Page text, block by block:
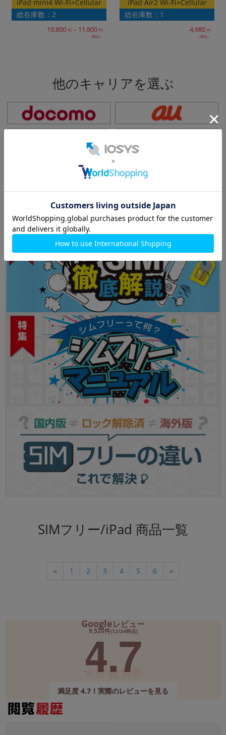
iPad mini4 Wi-Fi+Cellular
総在庫数：2
10,800 円 ～ 11,800 円
（税込）
iPad Air2 Wi-Fi+Cellular
総在庫数：1
4,980 円
（税込）
他のキャリアを選ぶ
SIMフリー/iPad 商品一覧
« 1 2 3 4 5 6 »
Googleレビュー
9,520件(12/24時点)
4.7
満足度 4.7！実際のレビューを見る